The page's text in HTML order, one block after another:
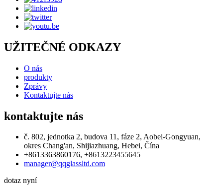
UŽITEČNÉ ODKAZY
O nás
produkty
Zprávy
Kontaktujte nás
kontaktujte nás
č. 802, jednotka 2, budova 11, fáze 2, Aobei-Gongyuan,
okres Chang'an, Shijiazhuang, Hebei, Čína
+8613363860176, +8613223455645
manager@qqglassltd.com
dotaz nyní